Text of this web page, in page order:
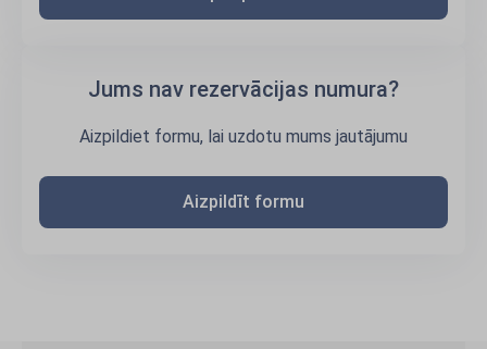
Jums nav rezervācijas numura?
Aizpildiet formu, lai uzdotu mums jautājumu
Aizpildīt formu